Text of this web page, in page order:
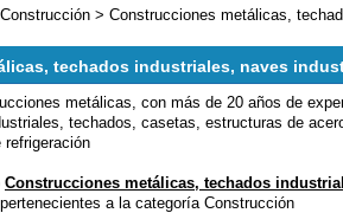
Construcción > Construcciones metálicas,
techados industriales, naves
metálicas, con más de 20 años de
techados, casetas, estructuras de
Construcciones metálicas, techados
a la categoría Construcción